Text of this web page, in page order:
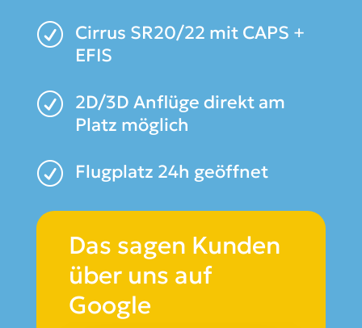
R
Cirrus SR20/22 mit CAPS +
EFIS
R
2D/3D Anflüge direkt am
Platz möglich
R Flugplatz 24h geöffnet
Das sagen Kunden
über uns auf
Google